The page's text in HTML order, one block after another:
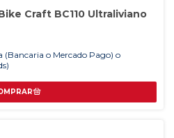
Craft BC110 Ultraliviano
(Bancaria o Mercado Pago) o